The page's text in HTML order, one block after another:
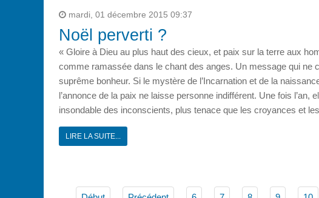
mardi, 01 décembre 2015 09:37
Noël perverti ?
« Gloire à Dieu au plus haut des cieux, et paix sur la terre aux
comme ramassée dans le chant des anges. Un message qui
suprême bonheur. Si le mystère de l’Incarnation et de la
l’annonce de la paix ne laisse personne indifférent. Une fois
insondable des inconscients, plus tenace que les croyances et
LIRE LA SUITE...